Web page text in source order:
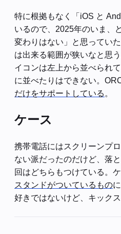
特に根拠もなく「iOS と
いるので、2025年のいま、
変わりはない」と思ってい
は出来る範囲が狭いなと思
イコンは左上から並べられ
に並べたりはできない。
だけをサポートしている 。
ケース
携帯電話にはスクリーンプ
ない派だったのだけど、落
回はどちらもつけている。ケ
スタンドがついているもの
好きではないけど、キックス